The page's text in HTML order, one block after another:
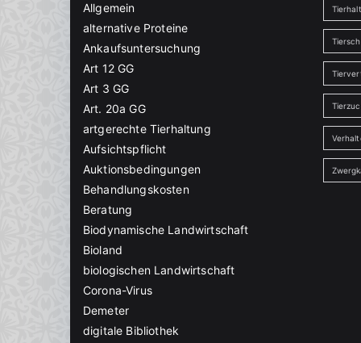
Allgemein
alternative Proteine
Ankaufsuntersuchung
Art 12 GG
Art 3 GG
Art. 20a GG
artgerechte Tierhaltung
Aufsichtspflicht
Auktionsbedingungen
Behandlungskosten
Beratung
Biodynamische Landwirtschaft
Bioland
biologischen Landwirtschaft
Corona-Virus
Demeter
digitale Bibliothek